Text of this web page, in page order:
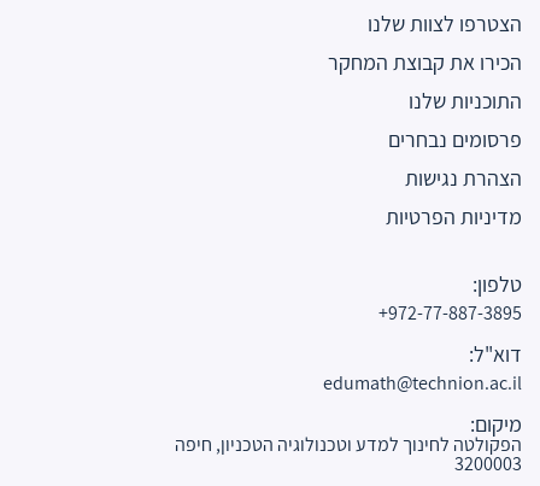
הצטרפו לצוות שלנו
הכירו את קבוצת המחקר
התוכניות שלנו
פרסומים נבחרים
הצהרת נגישות
מדיניות הפרטיות
טלפון:
972-77-887-3895+
דוא"ל:
edumath@technion.ac.il
מיקום:
הפקולטה לחינוך למדע וטכנולוגיה הטכניון, חיפה
3200003